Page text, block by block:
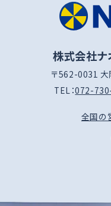
株式会社ナ
〒562-0031
TEL：072-
全国の